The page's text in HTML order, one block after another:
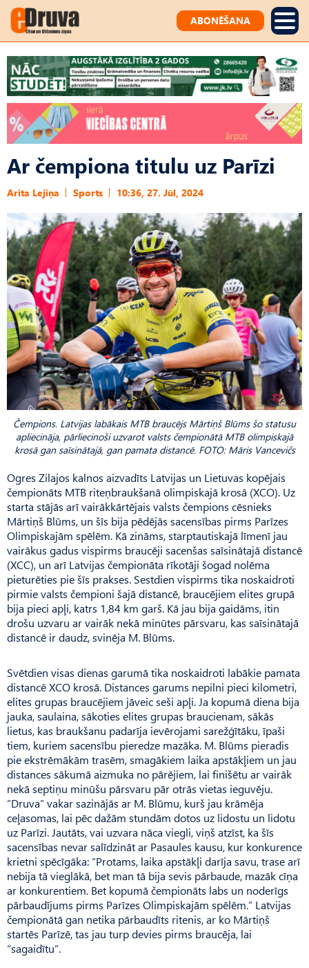
ABONĒŠANA
Ar čempiona titulu uz Parīzi
Arita Lejiņa Sports 10:36, 27. Jūl, 2024
Čempions. Latvijas labākais MTB braucējs Mārtiņš Blūms šo statusu
apliecināja, pārliecinoši uzvarot valsts čempionātā MTB olimpiskajā
krosā gan saīsinātajā, gan pamata distancē. FOTO: Māris Vancevičs
Ogres Zilajos kalnos aizvadīts Latvijas un Lietuvas kopējais
čempionāts MTB riteņbraukšanā olimpiskajā krosā (XCO). Uz
starta stājās arī vairākkārtējais valsts čempions cēsnieks
Mārtiņš Blūms, un šīs bija pēdējās sacensības pirms Parīzes
Olimpis­kajām spēlēm. Kā zināms, starptautiskajā līmenī jau
vairākus gadus vispirms braucēji sacenšas saīsinātajā distancē
(XCC), un arī Latvijas čempionāta rīkotāji šogad nolēma
pieturēties pie šīs prakses. Sestdien vispirms tika noskaidroti
pirmie valsts čempioni šajā distancē, braucējiem elites grupā
bija pieci apļi, katrs 1,84 km garš. Kā jau bija gaidāms, itin
drošu uzvaru ar vairāk nekā minūtes pārsvaru, kas saīsinātajā
distancē ir daudz, svinēja M. Blūms.
Svētdien visas dienas garumā tika noskaidroti labākie pamata
distancē XCO krosā. Distances garums nepilni pieci kilometri,
elites grupas braucējiem jāveic seši apļi. Ja kopumā diena bija
jauka, saulaina, sākoties elites grupas braucienam, sākās
lietus, kas braukšanu padarīja ievērojami sarežģītāku, īpaši
tiem, kuriem sacensību pieredze mazāka. M. Blūms pieradis
pie ekstrēmākām trasēm, smagākiem laika apstākļiem un jau
distances sākumā aizmuka no pārējiem, lai finišētu ar vairāk
nekā septiņu minūšu pārsvaru pār otrās vietas ieguvēju.
“Druva” vakar sazinājās ar M. Blūmu, kurš jau krāmēja
ceļasomas, lai pēc dažām stundām dotos uz lidostu un lidotu
uz Parīzi. Jautāts, vai uzvara nāca viegli, viņš atzīst, ka šīs
sacensības nevar salīdzināt ar Pasaules kausu, kur konkurence
krietni spēcīgāka: “Protams, laika apstākļi darīja savu, trase arī
nebija tā vieglākā, bet man tā bija sevis pārbaude, mazāk cīņa
ar konkurentiem. Bet kopumā čempionāts labs un noderīgs
pārbaudījums pirms Parīzes Olimpiskajām spēlēm.” Latvijas
čempionātā gan netika pārbaudīts ritenis, ar ko Mārtiņš
startēs Parīzē, tas jau turp devies pirms braucēja, lai
“sagaidītu”.